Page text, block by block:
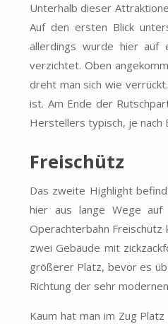
Unterhalb dieser
Auf den ersten Blick
allerdings wurde hier auf
verzichtet. Oben
dreht man sich wie
ist. Am Ende der
Herstellers typisch, je nach
Freischütz
Das zweite Highlight
hier aus lange Wege auf
Operachterbahn
zwei Gebäude mit
größerer Platz, bevor es
Richtung der sehr
Kaum hat man im Zug